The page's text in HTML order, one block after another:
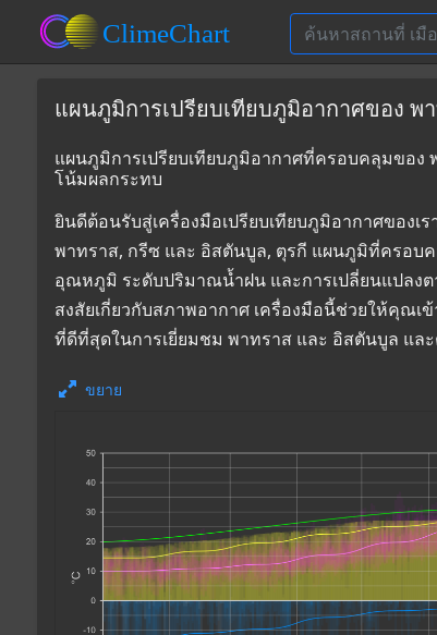
แผนภูมิการเปรียบเทียบภูมิอากาศของ พ
แผนภูมิการเปรียบเทียบภูมิอากาศที่ครอบคลุมของ
โน้มผลกระทบ
ยินดีต้อนรับสู่เครื่องมือเปรียบเทียบภูมิอากาศของ
พาทราส, กรีซ และ อิสตันบูล, ตุรกี แผนภูมิที่ครอบค
อุณหภูมิ ระดับปริมาณน้ำฝน และการเปลี่ยนแปลง
สงสัยเกี่ยวกับสภาพอากาศ เครื่องมือนี้ช่วยให้คุณเ
ที่ดีที่สุดในการเยี่ยมชม พาทราส และ อิสตันบูล แล
ขยาย